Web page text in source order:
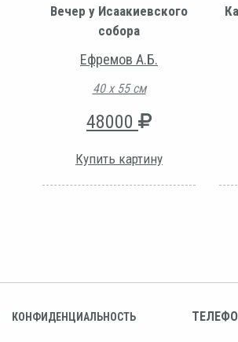
Вечер у Исаакиевского
собора
Ефремов А.Б.
40 х 55 см
48000
Купить картину
КОНФИДЕНЦИАЛЬНОСТЬ